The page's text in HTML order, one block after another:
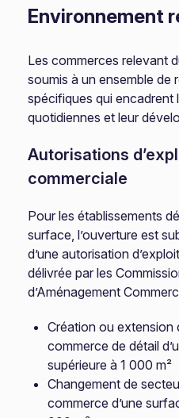
Environnement
Les commerces relevant
soumis à un ensemble de
spécifiques qui encadrent
quotidiennes et leur
Autorisations
commerciale
Pour les établissements
surface, l’ouverture est
d’une autorisation
délivrée par les
d’Aménagement
Création ou extension
commerce de détail
supérieure à 1 000 m²
Changement de
commerce d’une